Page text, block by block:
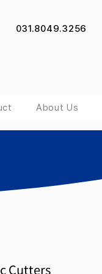
031.8049.3256
About Us
Cutters